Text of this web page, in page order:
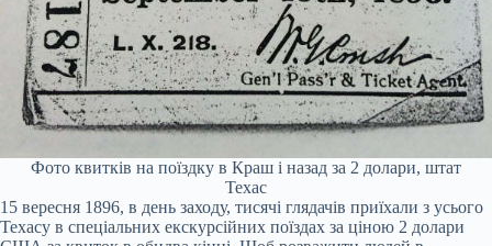
Фото квитків на поїздку в Краш і назад за 2 долари, штат
Техас
15 вересня 1896, в день заходу, тисячі глядачів приїхали з усього
Техасу в спеціальних екскурсійних поїздах за ціною 2 долари